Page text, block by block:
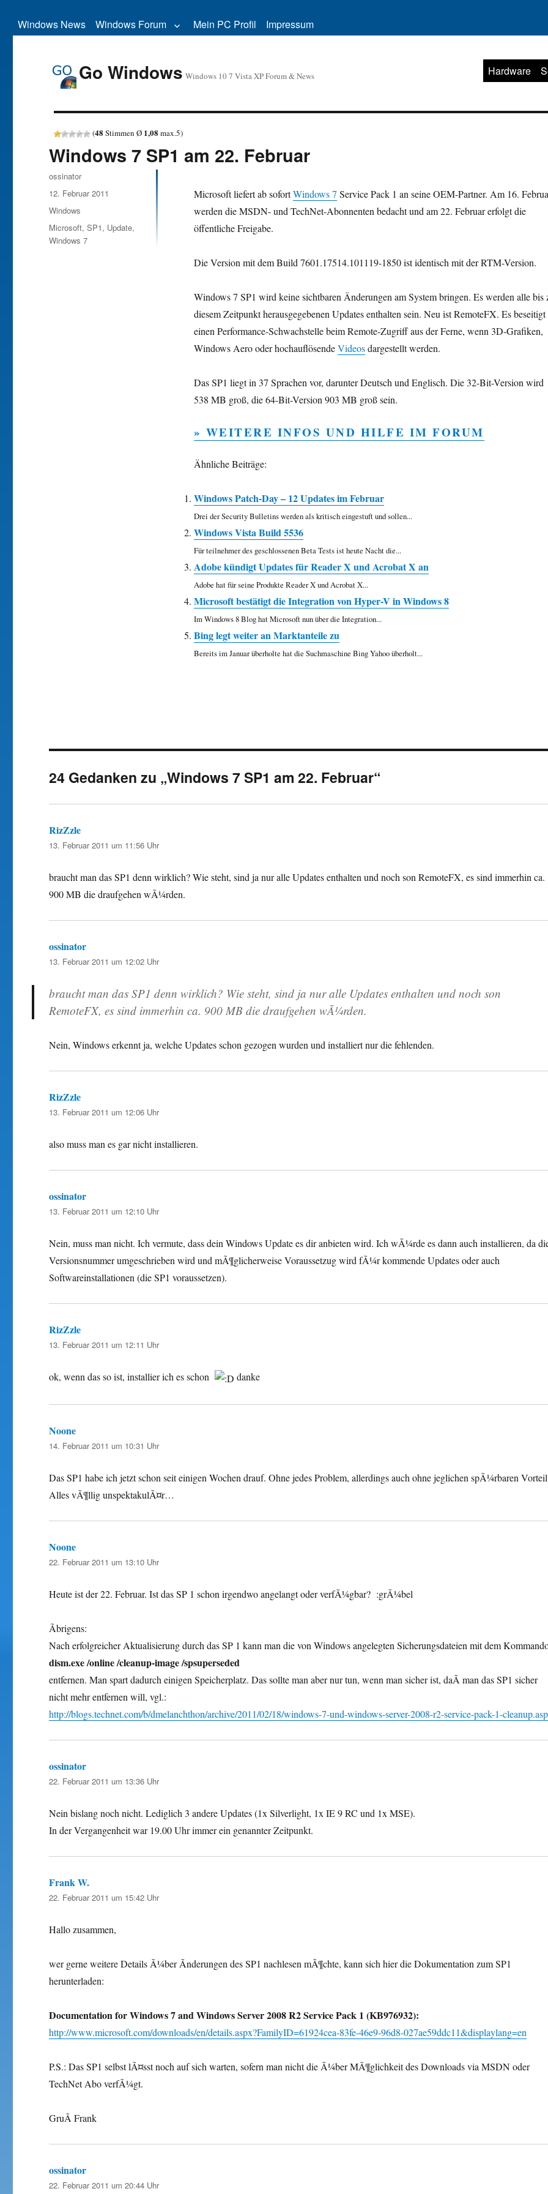
Windows News Windows Forum Mein PC Profil Impressum
Go Windows Windows 10 7 Vista XP Forum & News Hardware
(48 Stimmen Ø 1,08 max.5)
Windows 7 SP1 am 22. Februar
Microsoft liefert ab sofortWindows 7 Service Pack 1 an seine OEM-Partner. Am 16.
werden die MSDN- und TechNet-Abonnenten bedacht und am 22. Februar erfolgt die
öffentliche Freigabe.
Die Version mit dem Build 7601.17514.101119-1850 ist identisch mit der RTM-Version.
Windows 7 SP1 wird keine sichtbaren Änderungen am System bringen. Es werden alle bis
diesem Zeitpunkt herausgegebenen Updates enthalten sein. Neu ist RemoteFX. Es beseitigt
einen Performance-Schwachstelle beim Remote-Zugriff aus der Ferne, wenn 3D-Grafiken,
Windows Aero oder hochauflösendeVideosdargestellt werden.
Das SP1 liegt in 37 Sprachen vor, darunter Deutsch und Englisch. Die 32-Bit-Version wird
538 MB groß, die 64-Bit-Version 903 MB groß sein.
» WEITERE INFOS UND HILFE IM FORUM
Ähnliche Beiträge:
Windows Patch-Day – 12 Updates im Februar
Drei der Security Bulletins werden als kritisch eingestuft und sollen...
Windows Vista Build 5536
Für teilnehmer des geschlossenen Beta Tests ist heute Nacht die...
Adobe kündigt Updates für Reader X und Acrobat X an
Adobe hat für seine Produkte Reader X und Acrobat X...
Microsoft bestätigt die Integration von Hyper-V in Windows 8
Im Windows 8 Blog hat Microsoft nun über die Integration...
Bing legt weiter an Marktanteile zu
Bereits im Januar überholte hat die Suchmaschine Bing Yahoo überholt...
Autor
ossinator
Veröffentlicht
am
12. Februar 2011
Kategorien
Windows
Schlagwörter
Microsoft,SP1, Update,
Windows 7
24 Gedanken zu „Windows 7 SP1 am 22. Februar“
RizZzle
13. Februar 2011 um 11:56 Uhr
braucht man das SP1 denn wirklich? Wie steht, sind ja nur alle Updates enthalten und noch son RemoteFX, es sind immerhin ca.
900 MB die draufgehen wÃ¼rden.
ossinator
13. Februar 2011 um 12:02 Uhr
braucht man das SP1 denn wirklich? Wie steht, sind ja nur alle Updates enthalten und noch son
RemoteFX, es sind immerhin ca. 900 MB die draufgehen wÃ¼rden.
Nein, Windows erkennt ja, welche Updates schon gezogen wurden und installiert nur die fehlenden.
RizZzle
13. Februar 2011 um 12:06 Uhr
also muss man es gar nicht installieren.
ossinator
13. Februar 2011 um 12:10 Uhr
Nein, muss man nicht. Ich vermute, dass dein Windows Update es dir anbieten wird. Ich wÃ¼rde es dann auch installieren, da
Versionsnummer umgeschrieben wird und mÃ¶glicherweise Voraussetzug wird fÃ¼r kommende Updates oder auch
Softwareinstallationen (die SP1 voraussetzen).
RizZzle
13. Februar 2011 um 12:11 Uhr
ok, wenn das so ist, installier ich es schon danke
Noone
14. Februar 2011 um 10:31 Uhr
Das SP1 habe ich jetzt schon seit einigen Wochen drauf. Ohne jedes Problem, allerdings auch ohne jeglichen spÃ¼rbaren
Alles vÃ¶llig unspektakulÃ¤r…
Noone
22. Februar 2011 um 13:10 Uhr
Heute ist der 22. Februar. Ist das SP 1 schon irgendwo angelangt oder verfÃ¼gbar? :grÃ¼bel
Ãbrigens:
Nach erfolgreicher Aktualisierung durch das SP 1 kann man die von Windows angelegten Sicherungsdateien mit dem
dism.exe /online /cleanup-image /spsuperseded
entfernen. Man spart dadurch einigen Speicherplatz. Das sollte man aber nur tun, wenn man sicher ist, daÃ man das SP1 sicher
nicht mehr entfernen will, vgl.:
http://blogs.technet.com/b/dmelanchthon/archive/2011/02/18/windows-7-und-windows-server-2008-r2-service-pack-1-
ossinator
22. Februar 2011 um 13:36 Uhr
Nein bislang noch nicht. Lediglich 3 andere Updates (1x Silverlight, 1x IE 9 RC und 1x MSE).
In der Vergangenheit war 19.00 Uhr immer ein genannter Zeitpunkt.
Frank W.
22. Februar 2011 um 15:42 Uhr
Hallo zusammen,
wer gerne weitere Details Ã¼ber Ãnderungen des SP1 nachlesen mÃ¶chte, kann sich hier die Dokumentation zum SP1
herunterladen:
Documentation for Windows 7 and Windows Server 2008 R2 Service Pack 1 (KB976932):
http://www.microsoft.com/downloads/en/details.aspx?FamilyID=61924cea-83fe-46e9-96d8-027ae59ddc11&displaylang=en
P.S.: Das SP1 selbst lÃ¤sst noch auf sich warten, sofern man nicht die Ã¼ber MÃ¶glichkeit des Downloads via MSDN oder
TechNet Abo verfÃ¼gt.
GruÃ Frank
ossinator
22. Februar 2011 um 20:44 Uhr